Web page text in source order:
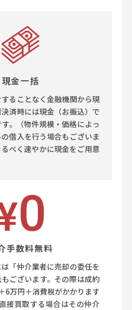
現金一括
ることなく金融機関から現
済時には現金（お振込）で
。（物件規模・価格によっ
借入を行う場合もございま
べく速やかに現金をご用意
手数料無料
「仲介業者に売却の委任を
ございます。その際は成約
6万円＋消費税がかかります
接買取する場合はその仲介